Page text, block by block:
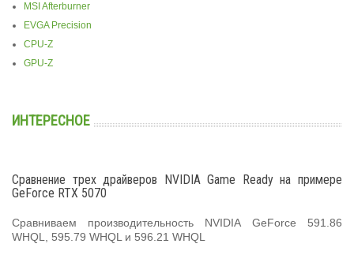
MSI Afterburner
EVGA Precision
CPU-Z
GPU-Z
ИНТЕРЕСНОЕ
Сравнение трех драйверов NVIDIA Game Ready на примере
GeForce RTX 5070
Сравниваем производительность NVIDIA GeForce 591.86
WHQL, 595.79 WHQL и 596.21 WHQL